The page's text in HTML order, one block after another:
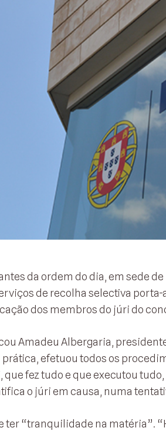
da ordem do dia, em sede
de recolha selectiva
dos membros do júri do
Amadeu Albergaria,
efetuou todos os
que fez tudo e que executou
o júri em causa, numa
ter “tranquilidade na matéria”.